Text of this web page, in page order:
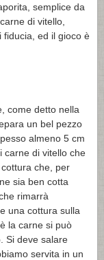
semplice da
di vitello,
fiducia, ed il gioco è
come detto nella
un bel pezzo
almeno 5 cm
carne di vitello che
che, per
sia ben cotta
rimarrà
una cottura sulla
la carne si può
Si deve salare
servita in un